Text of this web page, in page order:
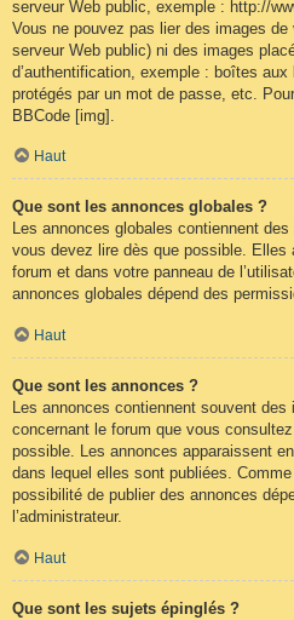
serveur Web public, exemple : http://
Vous ne pouvez pas lier des images
serveur Web public) ni des images
d’authentification, exemple : boîtes
protégés par un mot de passe, etc.
BBCode [img].
Haut
Que sont les annonces globales ?
Les annonces globales contiennent
vous devez lire dès que possible. Elles
forum et dans votre panneau de
annonces globales dépend des
Haut
Que sont les annonces ?
Les annonces contiennent souvent des
concernant le forum que vous
possible. Les annonces apparaissent
dans lequel elles sont publiées.
possibilité de publier des annonces
l’administrateur.
Haut
Que sont les sujets épinglés ?